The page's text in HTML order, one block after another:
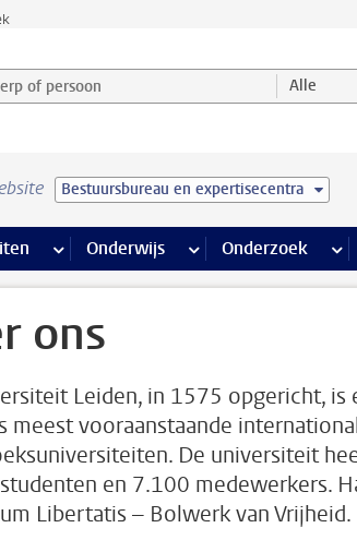
of persoon en selecteer categorie Alle
Bestuursbureau en expertisecentra
meer Faciliteiten pagina’s
Onderwijs meer Onderwijs
Onderzoek
ons
Leiden, in 1575 opgericht, is
meest vooraanstaande
De universiteit
en 7.100 medewerkers.
Libertatis – Bolwerk van Vrijheid.